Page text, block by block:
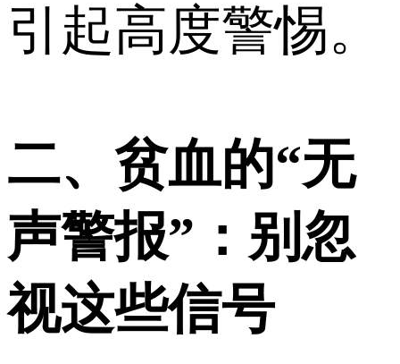
引起高度警惕。
二、贫血的“无
声警报”：别忽
视这些信号